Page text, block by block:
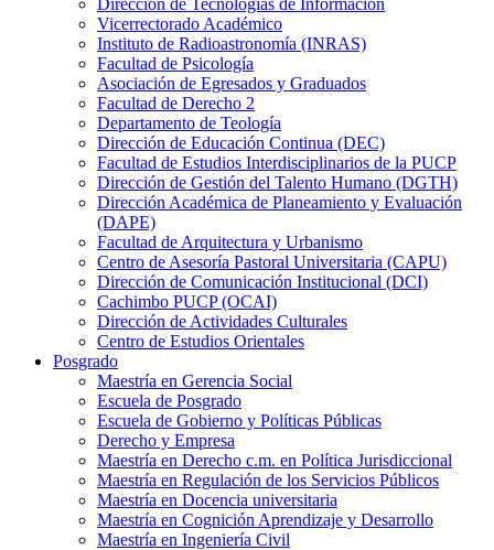
Dirección de Tecnologías de Información
Vicerrectorado Académico
Instituto de Radioastronomía (INRAS)
Facultad de Psicología
Asociación de Egresados y Graduados
Facultad de Derecho 2
Departamento de Teología
Dirección de Educación Continua (DEC)
Facultad de Estudios Interdisciplinarios de la PUCP
Dirección de Gestión del Talento Humano (DGTH)
Dirección Académica de Planeamiento y Evaluación
(DAPE)
Facultad de Arquitectura y Urbanismo
Centro de Asesoría Pastoral Universitaria (CAPU)
Dirección de Comunicación Institucional (DCI)
Cachimbo PUCP (OCAI)
Dirección de Actividades Culturales
Centro de Estudios Orientales
Posgrado
Maestría en Gerencia Social
Escuela de Posgrado
Escuela de Gobierno y Políticas Públicas
Derecho y Empresa
Maestría en Derecho c.m. en Política Jurisdiccional
Maestría en Regulación de los Servicios Públicos
Maestría en Docencia universitaria
Maestría en Cognición Aprendizaje y Desarrollo
Maestría en Ingeniería Civil